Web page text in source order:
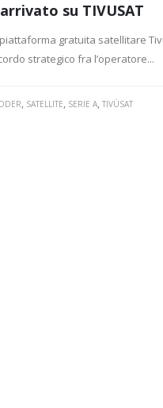
su TIVUSAT
gratuita satellitare
strategico fra l’operatore...
, SATELLITE, SERIE A, TIVÙSAT